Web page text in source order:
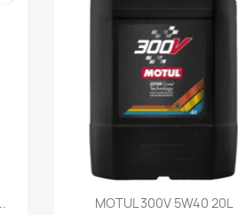
Kiirvaade
MOTUL 300V 5W40 20L